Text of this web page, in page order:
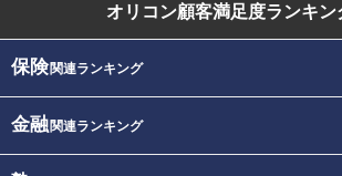
オリコン顧客満足度ランキン
保険関連ランキング
金融関連ランキング